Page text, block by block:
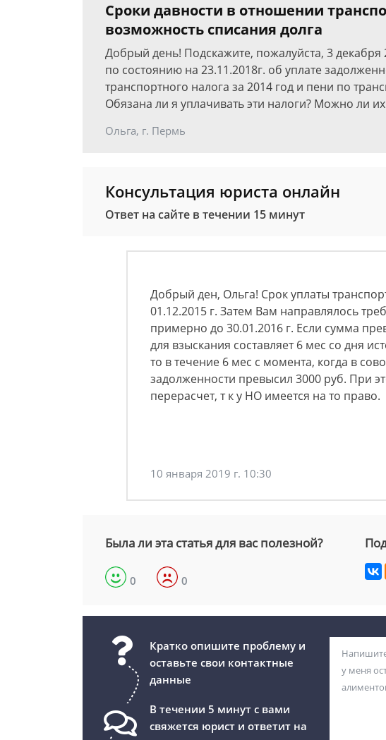
Сроки давности в отношении
возможность списания долга
Добрый день! Подскажите, пожалуйста, 3
по состоянию на 23.11.2018г. об уплате
транспортного налога за 2014 год и пени по
Обязана ли я уплачивать эти налоги? Можно ли
Ольга, г. Пермь
Консультация юриста онлайн
Ответ на сайте в течении 15 минут
Добрый ден, Ольга! Срок уплаты
01.12.2015 г. Затем Вам направлялось
примерно до 30.01.2016 г. Если сумма
для взыскания составляет 6 мес со дня
то в течение 6 мес с момента, когда в
задолженности превысил 3000 руб. При
перерасчет, т к у НО имеется на то право.
10 января 2019 г. 10:30
Была ли эта статья для вас полезной?
0 0
Кратко опишите проблему и
оставьте свои контактные
данные
В течении 5 минут с вами
свяжется юрист и ответит на